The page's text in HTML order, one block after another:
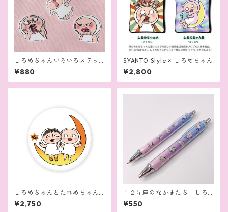
しろめちゃんいろいろステッ
カー（B）セット
¥880
SYANTO Style × しろめちゃん
¥2,800
しろめちゃんとたれめちゃん
クッション
¥2,750
１２星座のなかまたち しろ
めちゃん筆記具（ボールペ
ン，シャープペン）
¥550